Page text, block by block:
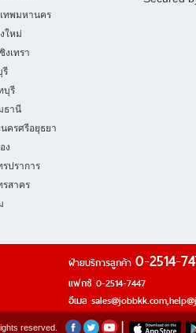
ทพมหานคร
ใหม่
งเทรา
รี
บุรี
ธานี
ครศรีอยุธยา
ง
ปราการ
สาคร
ฝ่ายบริการลูกค้า0-2514-
แฟกซ์ 0-2514-7447
อีเมลsales@jobbkk.com,
reserved.